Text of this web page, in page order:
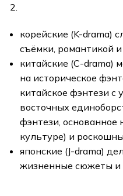
корейские (K-drama)
съёмки, романтикой
китайские (C-drama)
на историческое
китайское фэнтези
восточных
фэнтези, основанное
культуре) и
японские (J-drama)
жизненные сюжеты и